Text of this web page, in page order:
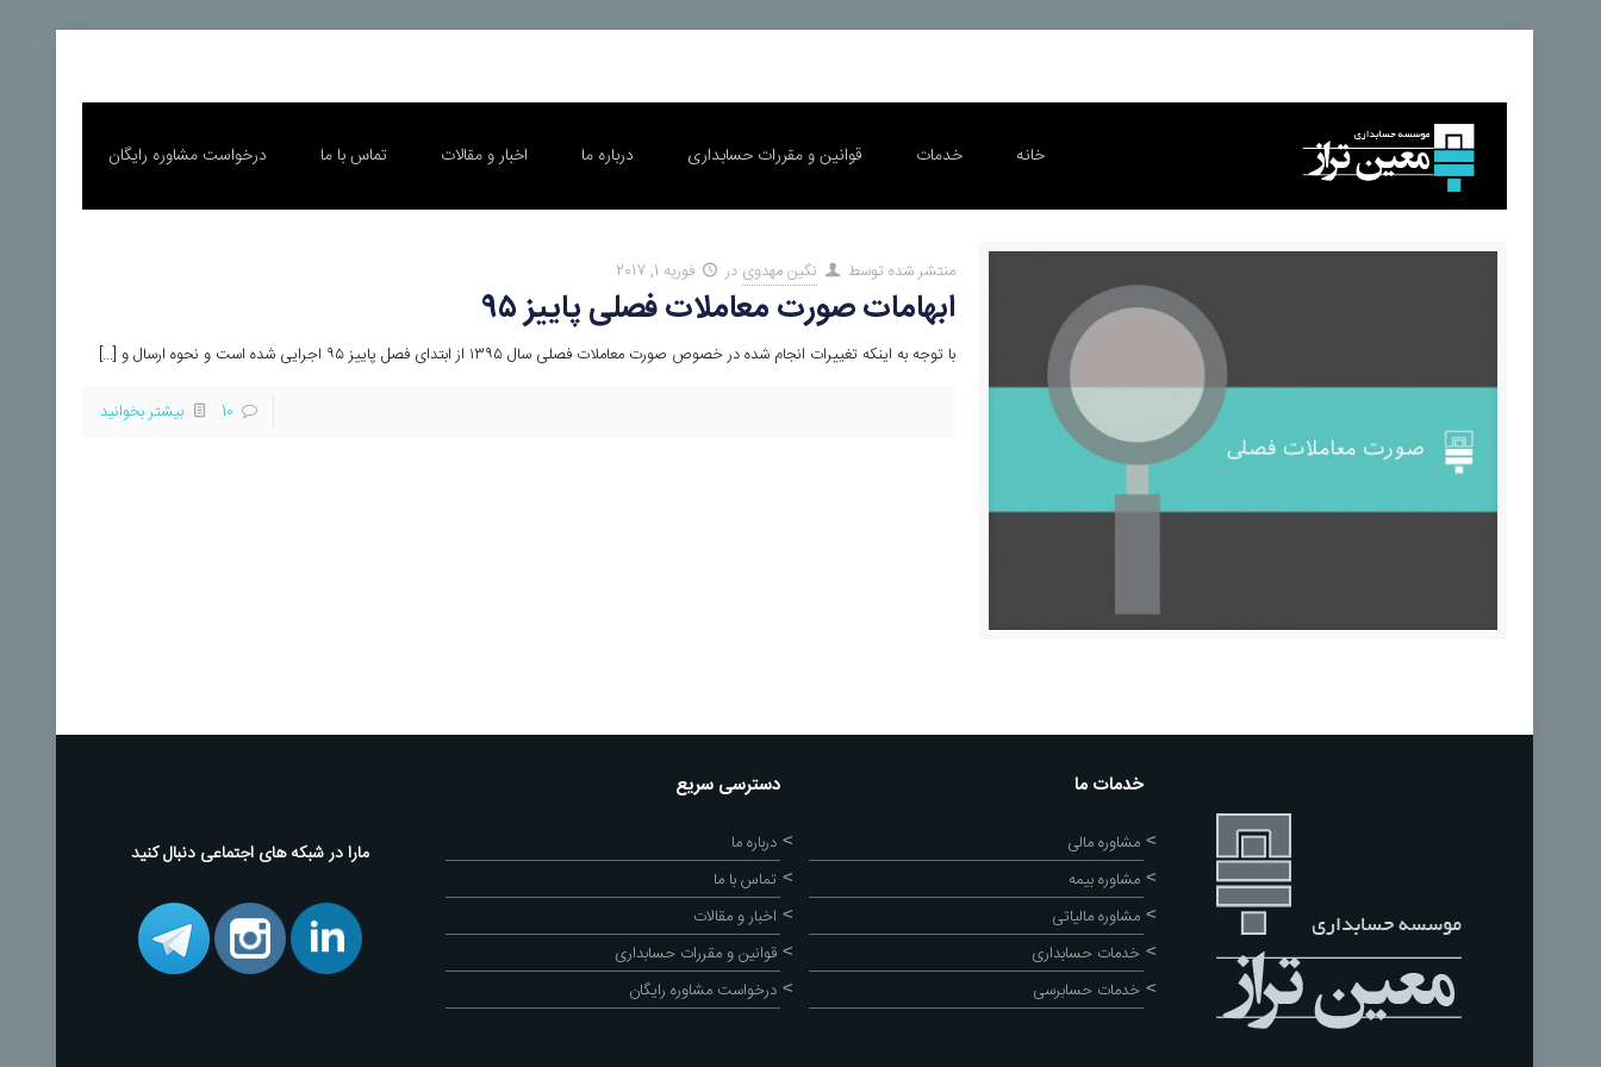
خانه خدمات قوانین و مقررات حسابداری درباره ما اخبار و مقالات تماس با ما درخواست مشاوره رایگان
منتشر شده توسط نگین مهدوی در فوریه 1, 2017
ابهامات صورت معاملات فصلی پاییز ۹۵
با توجه به اینکه تغییرات انجام شده در خصوص صورت معاملات فصلی سال ۱۳۹۵ از ابتدای فصل پاییز ۹۵ اجرایی شده است و نحوه ارسال و […]
10 بیشتر بخوانید
خدمات ما
مشاوره مالی
مشاوره بیمه
مشاوره مالیاتی
خدمات حسابداری
خدمات حسابرسی
دسترسی سریع
درباره ما
تماس با ما
اخبار و مقالات
قوانین و مقررات حسابداری
درخواست مشاوره رایگان
مارا در شبکه های اجتماعی دنبال کنید